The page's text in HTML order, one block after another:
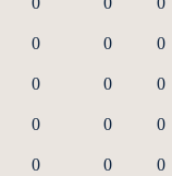
0 0 0
0 0 0
0 0 0
0 0 0